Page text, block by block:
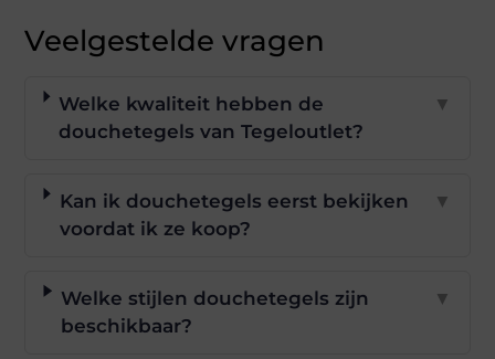
Veelgestelde vragen
Welke kwaliteit hebben de
douchetegels van Tegeloutlet?
▼
Kan ik douchetegels eerst bekijken
voordat ik ze koop?
▼
Welke stijlen douchetegels zijn
beschikbaar?
▼